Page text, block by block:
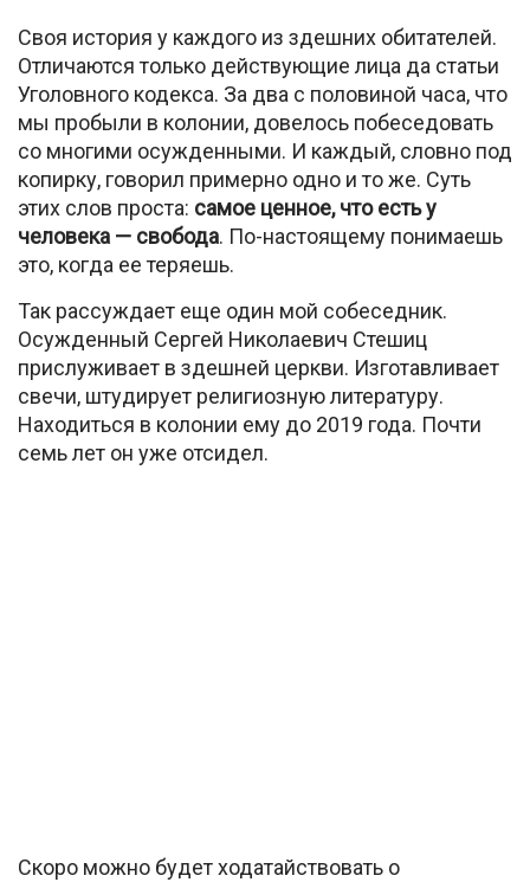
Своя история у каждого из здешних обитателей.
Отличаются только действующие лица да статьи
Уголовного кодекса. За два с половиной часа, что
мы пробыли в колонии, довелось побеседовать
со многими осужденными. И каждый, словно под
копирку, говорил примерно одно и то же. Суть
этих слов проста: самое ценное, что есть у
человека — свобода. По-настоящему понимаешь
это, когда ее теряешь.
Так рассуждает еще один мой собеседник.
Осужденный Сергей Николаевич Стешиц
прислуживает в здешней церкви. Изготавливает
свечи, штудирует религиозную литературу.
Находиться в колонии ему до 2019 года. Почти
семь лет он уже отсидел.
Скоро можно будет ходатайствовать о